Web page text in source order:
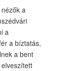
a
a
a bíztatás,
a bent